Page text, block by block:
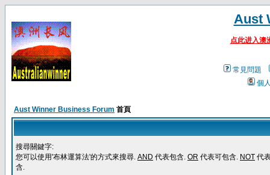
Aust
点此进入澳
常見問題
個
Aust Winner Business Forum 首頁
搜尋關鍵字:
您可以使用'布林運算法'的方式來搜尋. AND 代表包含. OR 代表可包含. NOT 代
含.